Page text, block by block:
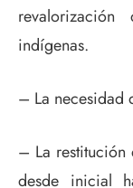
indígenas.
– La necesidad
– La restitución
desde inicial